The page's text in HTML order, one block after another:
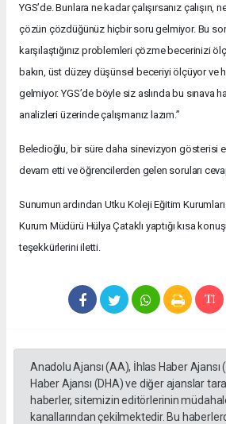
YGS’de. Bunlara ne kadar çalışırsanız
çözün çözdüğünüz hiçbir soru gelmiyor. Bu
karşılaştığınız problemleri çözme becerinizi
bakın, üst düzey düşünsel beceriyi ölçüyor ve
gelmiyor. YGS’de böyle siz aslında bu sınava
analizleri üzerinde çalışmanız lazım.”
Beledioğlu, bir süre daha sinevizyon gösterisi
devam etti ve öğrencilerden gelen soruları
Sunumun ardından Utku Koleji Eğitim
Kurum Müdürü Hülya Çataklı yaptığı kısa
teşekkürlerini iletti.
Anadolu Ajansı (AA), İhlas Haber Ajansı
Haber Ajansı (DHA) ve diğer ajanslar
haberler, sitemizin editörlerinin
kanallarından çekilmektedir. Bu